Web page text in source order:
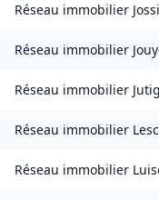
Réseau immobilier
Réseau immobilier
Réseau immobilier
Réseau immobilier
Réseau immobilier